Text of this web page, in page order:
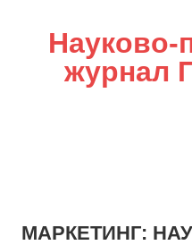
Науково-
журнал
МАРКЕТИНГ: